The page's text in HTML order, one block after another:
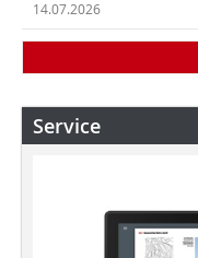
14.07.2026
Service